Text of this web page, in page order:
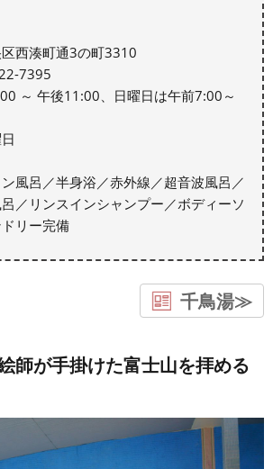
西湊町通3の町3310
7395
～ 午後11:00、日曜日は午前7:00～
風呂／半身浴／赤外線／超音波風呂／
／リンスインシャンプー／ボディーソ
リー完備
千鳥湯≫
師が手掛けた富士山を拝める